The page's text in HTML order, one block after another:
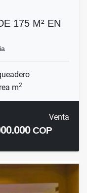
175 M² EN
m2
Venta
COP